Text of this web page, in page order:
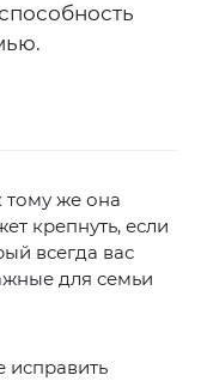
тому же она
крепнуть, если
всегда вас
для семьи